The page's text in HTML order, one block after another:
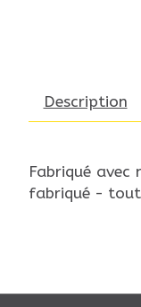
Description
Fabriqué
fabriqué - tout